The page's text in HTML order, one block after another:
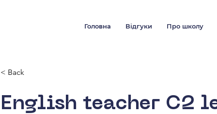
Головна Відгуки Про школу
< Back
English teacher С2